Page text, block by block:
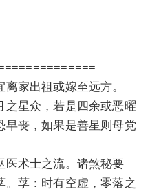
家出祖或嫁至远方。
之星众，若是四余或恶曜
早丧，如果是善星则母党
医术士之流。诸煞秘要
莩：时有空虚，零落之